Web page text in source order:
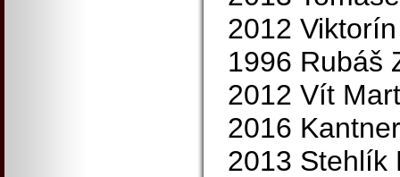
2012
1996 Rubáš
2012 Vít
2016
2013 Stehlík